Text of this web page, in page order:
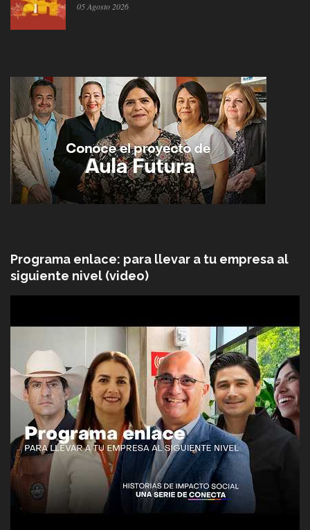
05 Agosto 2026
Programa enlace: para llevar a tu empresa al
siguiente nivel (video)